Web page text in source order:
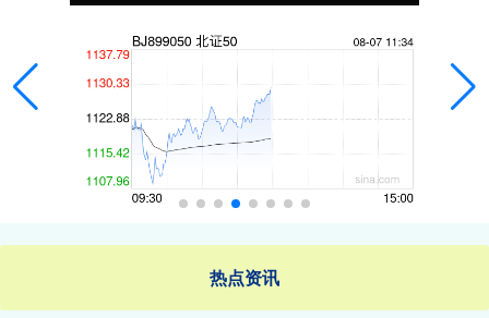
热点资讯